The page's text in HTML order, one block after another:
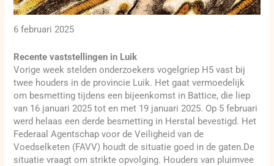
6 februari 2025
Recente vaststellingen in Luik
Vorige week stelden onderzoekers vogelgriep H5 vast bij
twee houders in de provincie Luik. Het gaat vermoedelijk
om besmetting tijdens een bijeenkomst in Battice, die liep
van 16 januari 2025 tot en met 19 januari 2025. Op 5 februari
werd helaas een derde besmetting in Herstal bevestigd. Het
Federaal Agentschap voor de Veiligheid van de
Voedselketen (FAVV) houdt de situatie goed in de gaten.De
situatie vraagt om strikte opvolging. Houders van pluimvee